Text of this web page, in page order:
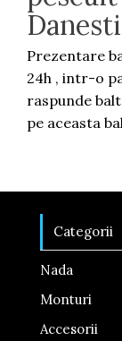
Prezentare
24h , intr-o
raspunde
pe aceasta
Categorii
Nada
Monturi
Accesorii